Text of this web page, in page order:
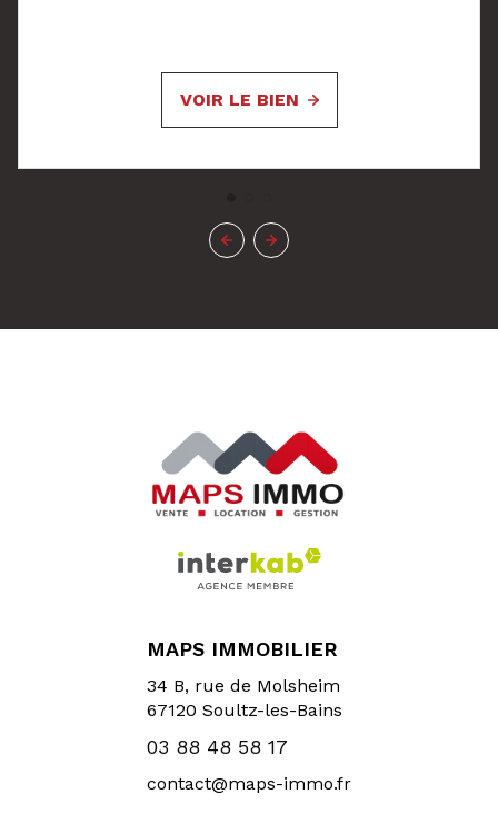
VOIR LE BIEN
MAPS IMMOBILIER
34 B, rue de Molsheim
67120 Soultz-les-Bains
03 88 48 58 17
contact@maps-immo.fr